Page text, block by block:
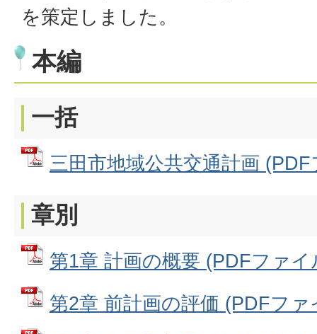
を策定しました。
本編
一括
三田市地域公共交通計画
章別
第1章 計画の概要 (PDFファイ
第2章 前計画の評価 (PDFフ